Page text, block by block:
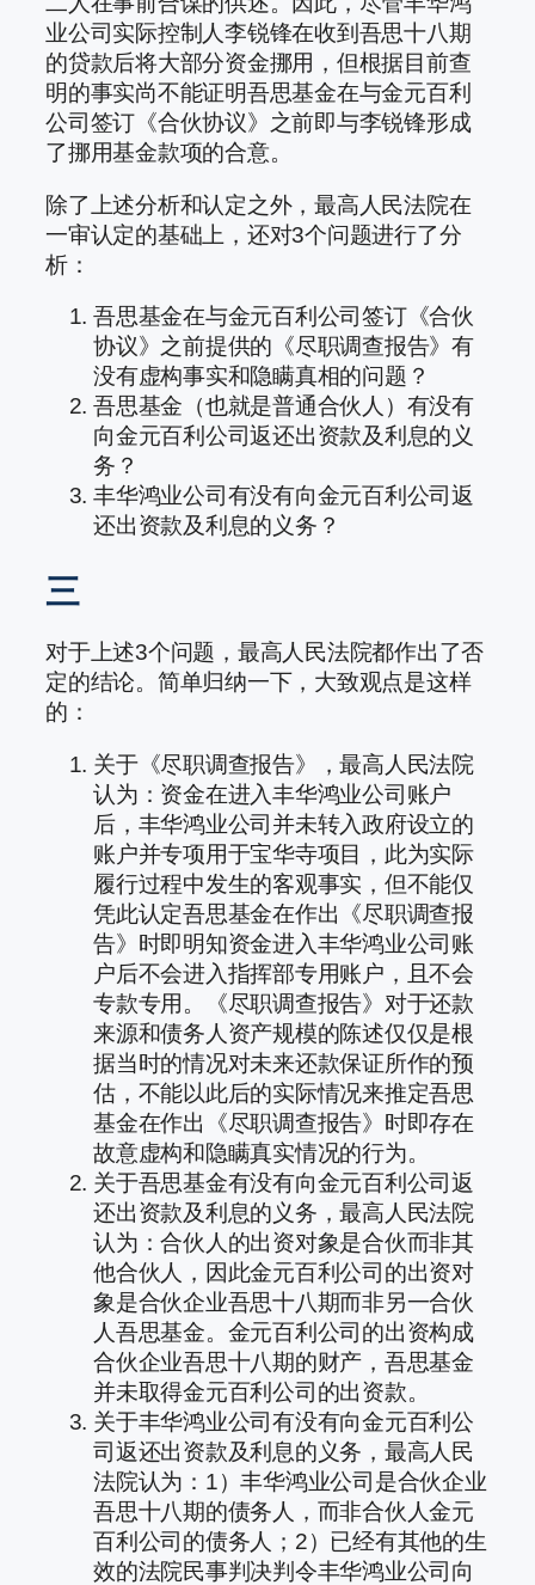
业公司实际控制人李锐锋在收到吾思十八期
的贷款后将大部分资金挪用，但根据目前查
明的事实尚不能证明吾思基金在与金元百利
公司签订《合伙协议》之前即与李锐锋形成
了挪用基金款项的合意。
除了上述分析和认定之外，最高人民法院在
一审认定的基础上，还对3个问题进行了分
析：
吾思基金在与金元百利公司签订《合伙
协议》之前提供的《尽职调查报告》有
没有虚构事实和隐瞒真相的问题？
吾思基金（也就是普通合伙人）有没有
向金元百利公司返还出资款及利息的义
务？
丰华鸿业公司有没有向金元百利公司返
还出资款及利息的义务？
三
对于上述3个问题，最高人民法院都作出了否
定的结论。简单归纳一下，大致观点是这样
的：
关于《尽职调查报告》，最高人民法院
认为：资金在进入丰华鸿业公司账户
后，丰华鸿业公司并未转入政府设立的
账户并专项用于宝华寺项目，此为实际
履行过程中发生的客观事实，但不能仅
凭此认定吾思基金在作出《尽职调查报
告》时即明知资金进入丰华鸿业公司账
户后不会进入指挥部专用账户，且不会
专款专用。《尽职调查报告》对于还款
来源和债务人资产规模的陈述仅仅是根
据当时的情况对未来还款保证所作的预
估，不能以此后的实际情况来推定吾思
基金在作出《尽职调查报告》时即存在
故意虚构和隐瞒真实情况的行为。
关于吾思基金有没有向金元百利公司返
还出资款及利息的义务，最高人民法院
认为：合伙人的出资对象是合伙而非其
他合伙人，因此金元百利公司的出资对
象是合伙企业吾思十八期而非另一合伙
人吾思基金。金元百利公司的出资构成
合伙企业吾思十八期的财产，吾思基金
并未取得金元百利公司的出资款。
关于丰华鸿业公司有没有向金元百利公
司返还出资款及利息的义务，最高人民
法院认为：1）丰华鸿业公司是合伙企业
吾思十八期的债务人，而非合伙人金元
百利公司的债务人；2）已经有其他的生
效的法院民事判决判令丰华鸿业公司向